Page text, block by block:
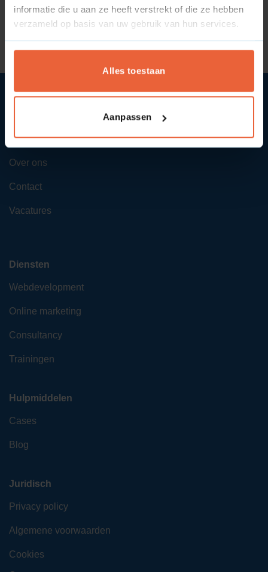
informatie die u aan ze heeft verstrekt of die ze hebben
verzameld op basis van uw gebruik van hun services.
Alles toestaan
Aanpassen
Wat is keyword stuffing?
Wat is een
keywordonderzoek?
SYcommerce
Over ons
Contact
Vacatures
Diensten
Webdevelopment
Online marketing
Consultancy
Trainingen
Hulpmiddelen
Cases
Blog
Juridisch
Privacy policy
Algemene voorwaarden
Cookies